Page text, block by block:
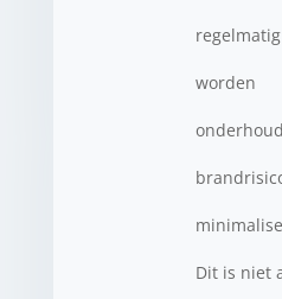
regelmatig
worden
Dit is niet